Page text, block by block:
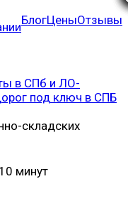
БлогЦеныОтзывы
складских
минут